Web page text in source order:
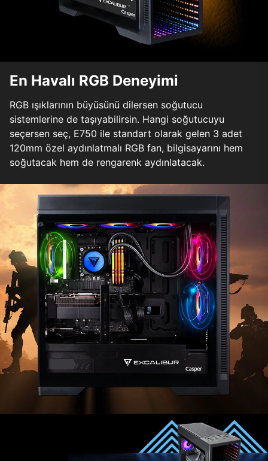
En Havalı RGB Deneyimi
RGB ışıklarının büyüsünü dilersen soğutucu
sistemlerine de taşıyabilirsin. Hangi soğutucuyu
seçersen seç, E750 ile standart olarak gelen 3 adet
120mm özel aydınlatmalı RGB fan, bilgisayarını hem
soğutacak hem de rengarenk aydınlatacak.